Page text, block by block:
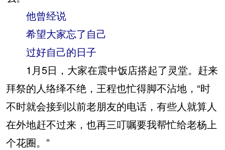
他曾经说
希望大家忘了自己
过好自己的日子
1月5日，大家在震中饭店搭起了灵堂。赶来
拜祭的人络绎不绝，王程也忙得脚不沾地，“时
不时就会接到以前老朋友的电话，有些人就算人
在外地赶不过来，也再三叮嘱要我帮忙给老杨上
个花圈。”